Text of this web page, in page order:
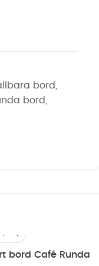
bord,
bord,
bord Café Runda